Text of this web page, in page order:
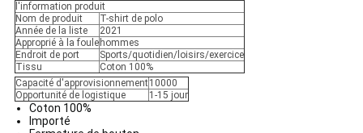
l'information produit
Nom de produit
T-shirt de polo
Année de la liste
2021
Approprié à la foule hommes
Endroit de port
Sports/quotidien/loisirs/exercice
Tissu
Coton 100%
Capacité d'approvisionnement10000
Opportunité de logistique
1-15 jour
Coton 100%
Importé